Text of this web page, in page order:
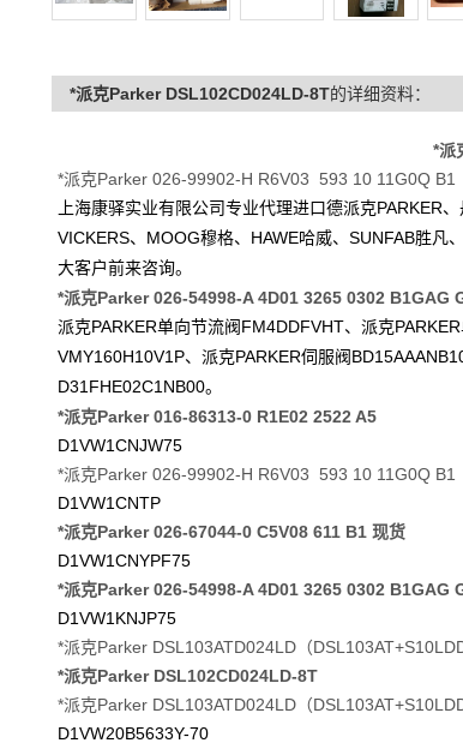
*派克Parker DSL102CD024LD-8T的详细资料：
*派
*派克Parker 026-99902-H R6V03 593 10 11G0Q B1
上海康驿实业有限公司专业代理进口德派克PARKER、
VICKERS、 MOOG穆格、 HAWE哈威、 SUNFAB胜凡、
大客户前来咨询。
*派克Parker 026-54998-A 4D01 3265 0302 B1GAG
派克PARKER单向节流阀 FM4DDFVHT、派克PARKER
VMY160H10V1P、派克PARKER伺服阀
D31FHE02C1NB00。
*派克Parker 016-86313-0 R1E02 2522 A5
D1VW1CNJW75
*派克Parker 026-99902-H R6V03 593 10 11G0Q B1
D1VW1CNTP
*派克Parker 026-67044-0 C5V08 611 B1 现货
D1VW1CNYPF75
*派克Parker 026-54998-A 4D01 3265 0302 B1GAG
D1VW1KNJP75
*派克Parker DSL103ATD024LD（
*派克Parker DSL102CD024LD-8T
*派克Parker DSL103ATD024LD（
D1VW20B5633Y-70